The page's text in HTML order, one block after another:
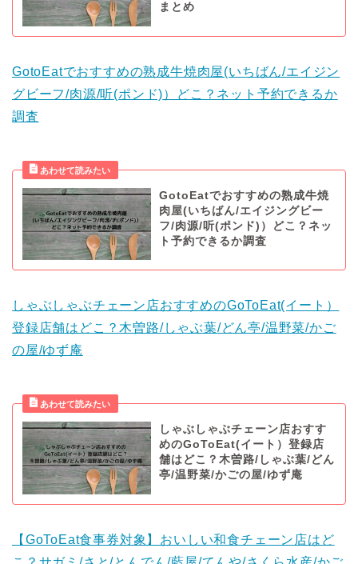
まとめ
GotoEatでおすすめの熟成牛焼肉屋(いちばん/エイジン
グビーフ/肉源/听(ポンド)）どこ？ネット予約できるか
調査
GotoEatでおすすめの熟成牛焼
肉屋(いちばん/エイジングビー
フ/肉源/听(ポンド)）どこ？ネッ
ト予約できるか調査
しゃぶしゃぶチェーン店おすすめのGoToEat(イート）
登録店舗はどこ？木曽路/しゃぶ葉/どん亭/温野菜/かご
の屋/ゆず庵
しゃぶしゃぶチェーン店おすす
めのGoToEat(イート）登録店
舗はどこ？木曽路/しゃぶ葉/どん
亭/温野菜/かごの屋/ゆず庵
【GoToEat食事券対象】おいしい和食チェーン店はど